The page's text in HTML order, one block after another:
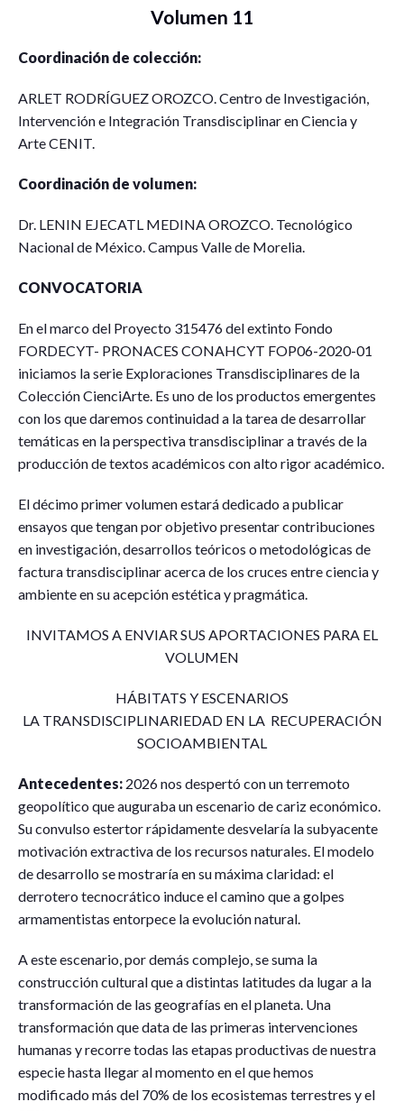
Volumen 11
Coordinación de colección:
ARLET RODRÍGUEZ OROZCO. Centro de Investigación,
Intervención e Integración Transdisciplinar en Ciencia y
Arte CENIT.
Coordinación de volumen:
Dr. LENIN EJECATL MEDINA OROZCO. Tecnológico
Nacional de México. Campus Valle de Morelia.
CONVOCATORIA
En el marco del Proyecto 315476 del extinto Fondo
FORDECYT- PRONACES CONAHCYT FOP06-2020-01
iniciamos la serie Exploraciones Transdisciplinares de la
Colección CienciArte. Es uno de los productos emergentes
con los que daremos continuidad a la tarea de desarrollar
temáticas en la perspectiva transdisciplinar a través de la
producción de textos académicos con alto rigor académico.
El décimo primer volumen estará dedicado a publicar
ensayos que tengan por objetivo presentar contribuciones
en investigación, desarrollos teóricos o metodológicas de
factura transdisciplinar acerca de los cruces entre ciencia y
ambiente en su acepción estética y pragmática.
INVITAMOS A ENVIAR SUS APORTACIONES PARA EL
VOLUMEN
HÁBITATS Y ESCENARIOS
LA TRANSDISCIPLINARIEDAD EN LA RECUPERACIÓN
SOCIOAMBIENTAL
Antecedentes: 2026 nos despertó con un terremoto
geopolítico que auguraba un escenario de cariz económico.
Su convulso estertor rápidamente desvelaría la subyacente
motivación extractiva de los recursos naturales. El modelo
de desarrollo se mostraría en su máxima claridad: el
derrotero tecnocrático induce el camino que a golpes
armamentistas entorpece la evolución natural.
A este escenario, por demás complejo, se suma la
construcción cultural que a distintas latitudes da lugar a la
transformación de las geografías en el planeta. Una
transformación que data de las primeras intervenciones
humanas y recorre todas las etapas productivas de nuestra
especie hasta llegar al momento en el que hemos
modificado más del 70% de los ecosistemas terrestres y el